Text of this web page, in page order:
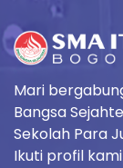
Mari
Bangsa
Sekolah Para
Ikuti profil